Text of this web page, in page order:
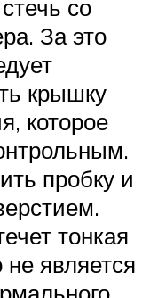
со
За это
крышку
которое
пробку и
тонкая
является